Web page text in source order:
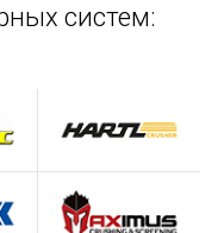
систем: